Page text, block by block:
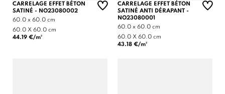
CARRELAGE EFFET BÉTON
SATINÉ - NO23080002
60.0 x 60.0 cm
60.0 X 60.0 cm
44.19 €/m²
CARRELAGE EFFET BÉTON
SATINÉ ANTI DÉRAPANT -
NO23080001
60.0 x 60.0 cm
60.0 X 60.0 cm
43.18 €/m²